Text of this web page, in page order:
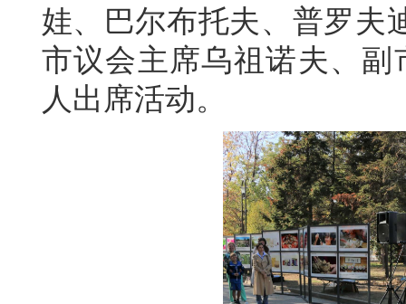
娃、巴尔布托夫、普罗夫
市议会主席乌祖诺夫、副
人出席活动。